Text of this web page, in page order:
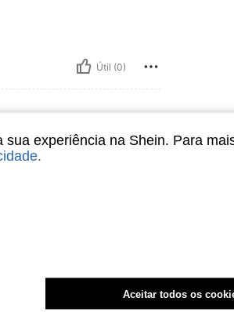
Útil (0)
experiência na Shein. Para
.
Aceitar todos os